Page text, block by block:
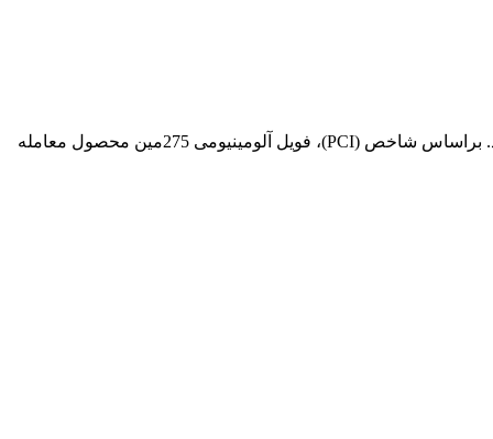
فویل آلومینیوم به دلیل سهولت در استفاده و بازیافت آسان، تبدیل به یکی از پرمصرف ترین محصولات آلومینیومی در سراسر جهان می شود. براساس شاخص (PCI)، فویل آلومینیومی 275مین محصول معامله